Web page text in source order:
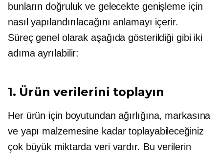
bunların doğruluk ve gelecekte genişleme için
nasıl yapılandırılacağını anlamayı içerir.
Süreç genel olarak aşağıda gösterildiği gibi iki
adıma ayrılabilir:
1. Ürün verilerini toplayın
Her ürün için boyutundan ağırlığına, markasına
ve yapı malzemesine kadar toplayabileceğiniz
çok büyük miktarda veri vardır. Bu verilerin